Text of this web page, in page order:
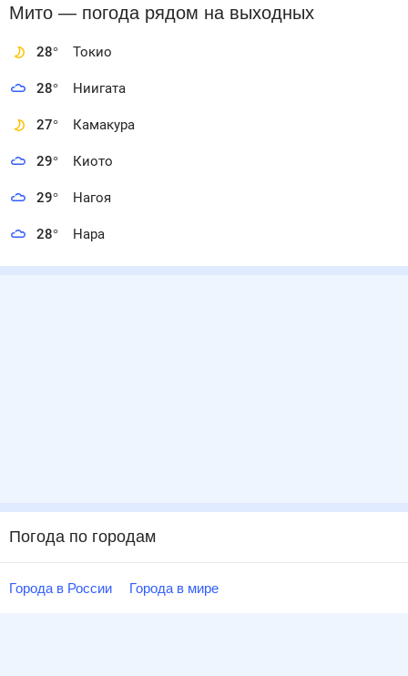
Мито — погода рядомна выходных
28° Токио
28° Ниигата
27° Камакура
29° Киото
29° Нагоя
28° Нара
Погода по городам
Города в России Города в мире